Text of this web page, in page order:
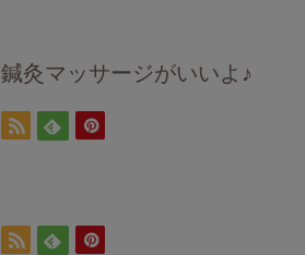
灸マッサージがいいよ♪